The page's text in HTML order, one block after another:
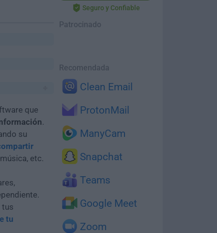
Seguro y Confiable
Patrocinado
Recomendada
Clean Email
ProtonMail
ManyCam
Snapchat
Teams
Google Meet
Zoom
que
.
su
etc.
tus
tu